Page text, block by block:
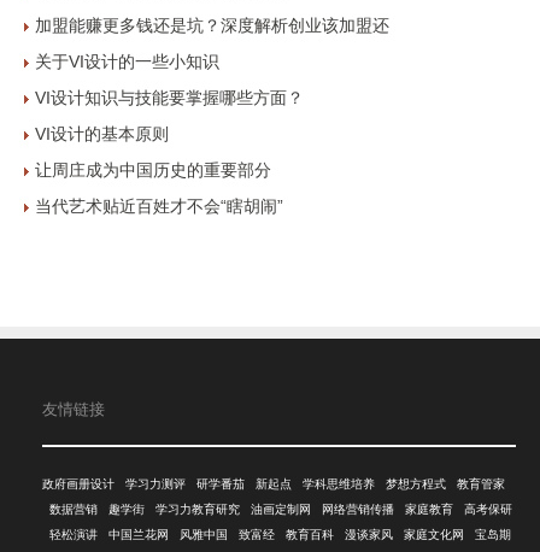
加盟能赚更多钱还是坑？深度解析创业该加盟还
关于VI设计的一些小知识
VI设计知识与技能要掌握哪些方面？
VI设计的基本原则
让周庄成为中国历史的重要部分
当代艺术贴近百姓才不会“瞎胡闹”
友情链接
政府画册设计 学习力测评 研学番茄 新起点 学科思维培养 梦想方程式
教育管家
数据营销
趣学街 学习力教育研究 油画定制网 网络营销传播 家庭教育
高考保研
轻松演讲
中国兰花网 风雅中国 致富经 教育百科 漫谈家风 家庭文化网
宝岛期